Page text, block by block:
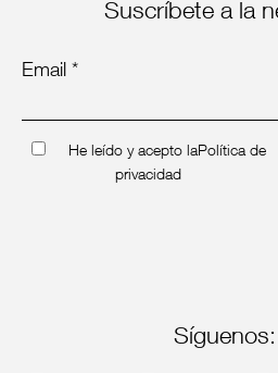
Suscríbete a la
Email *
He leído y acepto laPolítica de
privacidad
Síguenos: